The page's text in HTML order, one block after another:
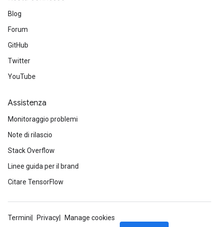
Blog
Forum
GitHub
Twitter
YouTube
Assistenza
Monitoraggio problemi
Note di rilascio
Stack Overflow
Linee guida per il brand
Citare TensorFlow
Termini Privacy
Manage cookies